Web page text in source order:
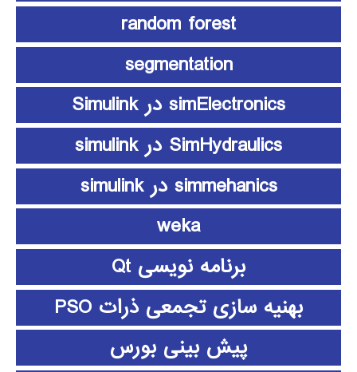
random forest
segmentation
simElectronics در Simulink
SimHydraulics در simulink
simmehanics در simulink
weka
برنامه نویسی Qt
بهنیه سازی تجمعی ذرات PSO
پیش بینی بورس